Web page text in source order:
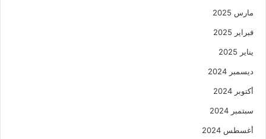
مارس 2025
فبراير 2025
يناير 2025
ديسمبر 2024
أكتوبر 2024
سبتمبر 2024
أغسطس 2024